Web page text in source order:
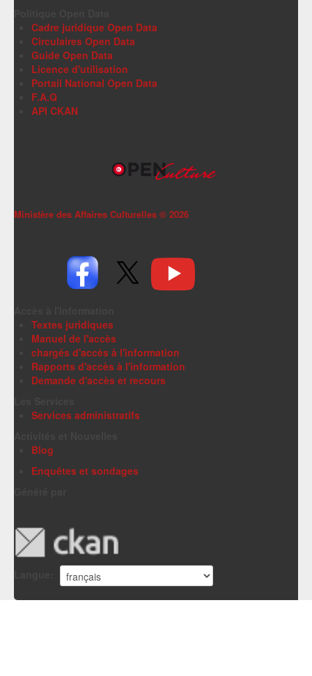
Cadre juridique Open Data
Circulaires Open Data
Guide Open Data
Licence d'utilisation
Portail National Open Data
F.A.Q
API CKAN
Ministère des Affaires Culturelles © 2026
Textes juridiques
Manuel de l'accès
chargés d'accès à l'information
Rapports d'accès à l'information
Demande d'accès et recours
Services administratifs
Blog
Enquêtes et sondages